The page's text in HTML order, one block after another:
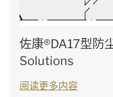
佐康®DA17型防
Solutions
阅读更多内容